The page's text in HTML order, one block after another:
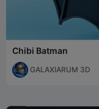
Chibi Batman
GALAXIARUM 3D